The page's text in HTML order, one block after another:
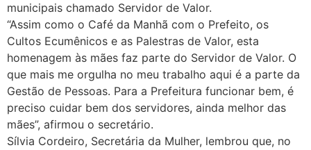
municipais chamado Servidor de Valor.
“Assim como o Café da Manhã com o Prefeito, os
Cultos Ecumênicos e as Palestras de Valor, esta
homenagem às mães faz parte do Servidor de Valor. O
que mais me orgulha no meu trabalho aqui é a parte da
Gestão de Pessoas. Para a Prefeitura funcionar bem, é
preciso cuidar bem dos servidores, ainda melhor das
mães”, afirmou o secretário.
Sílvia Cordeiro, Secretária da Mulher, lembrou que, no